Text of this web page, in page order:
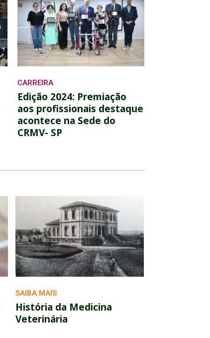
CARREIRA
Edição 2024: Premiação
aos profissionais destaque
acontece na Sede do
CRMV- SP
SAIBA MAIS
História da Medicina
Veterinária